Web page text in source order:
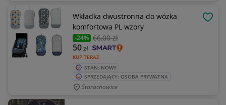
Wkładka dwustronna do wózka
komfortowa PL wzory
-24% 66,00 zł
KUP TERAZ
50zł
STAN: NOWY
SPRZEDAJĄCY: OSOBA PRYWATNA
Starachowice